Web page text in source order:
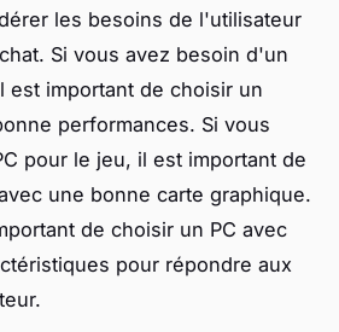
les besoins de l'utilisateur
Si vous avez besoin d'un
est important de choisir un
performances. Si vous
pour le jeu, il est important de
une bonne carte graphique.
de choisir un PC avec
pour répondre aux